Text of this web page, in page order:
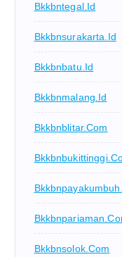
Bkkbntegal.id
Bkkbnsurakarta.id
Bkkbnbatu.id
Bkkbnmalang.id
Bkkbnblitar.com
Bkkbnsolok.com